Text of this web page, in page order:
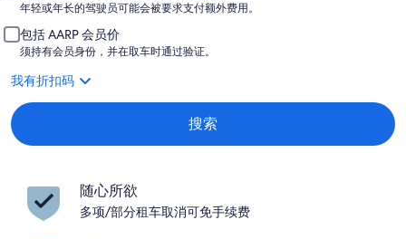
年轻或年长的驾驶员可能会被要求支付额外费用。
包括 AARP 会员价
须持有会员身份，并在取车时通过验证。
我有折扣码
搜索
随心所欲
多项/部分租车取消可免手续费